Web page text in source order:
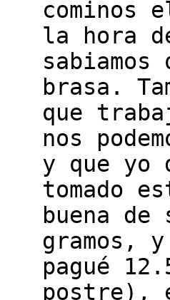
cominos
la hora
brasa.
que
nos
y que yo
tomado
buena
gramos,
pagué
postre),